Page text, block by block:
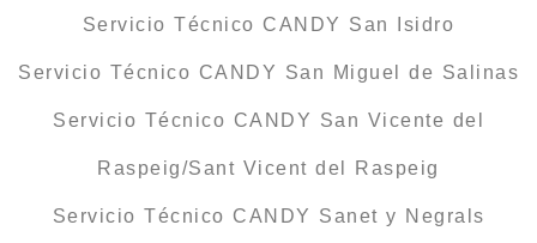
Servicio Técnico CANDY San Isidro
Servicio Técnico CANDY San Miguel de Salinas
Servicio Técnico CANDY San Vicente del
Raspeig/Sant Vicent del Raspeig
Servicio Técnico CANDY Sanet y Negrals